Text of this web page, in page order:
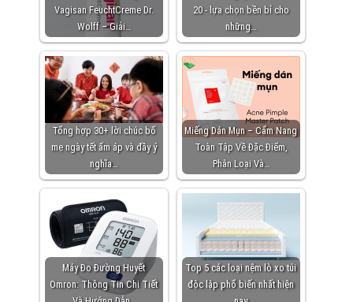
Vagisan FeuchtCreme Dr.
Wolff – Giải…
20 - lựa chọn bền bỉ cho
những…
Tổng hợp 30+ lời chúc bố
mẹ ngày tết ấm áp và đầy ý
nghĩa…
Miếng Dán Mụn – Cẩm Nang
Toàn Tập Về Đặc Điểm,
Phân Loại Và…
Máy Đo Đường Huyết
Omron: Thông Tin Chi Tiết
Top 5 các loại nệm lò xo túi
độc lập phổ biến nhất hiện